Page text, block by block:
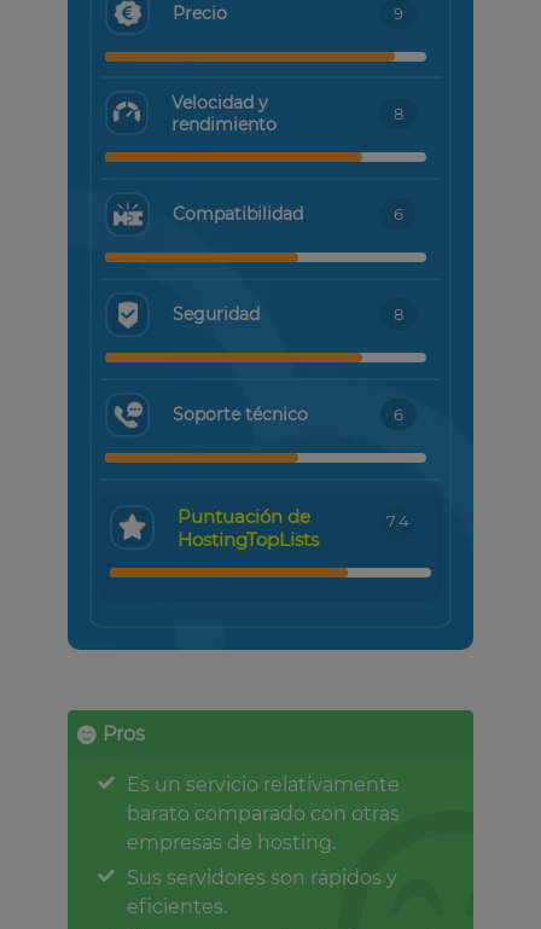
Precio 9
Velocidad y
rendimiento
8
Compatibilidad 6
Seguridad 8
Soporte técnico 6
Puntuación de
HostingTopLists
7.4
Pros
Es un servicio relativamente
barato comparado con otras
empresas de hosting.
Sus servidores son rápidos y
eficientes.